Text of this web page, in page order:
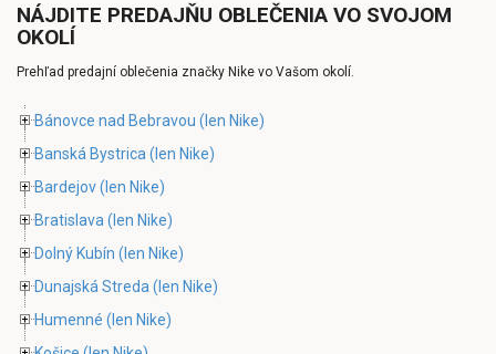
NÁJDITE PREDAJŇU OBLEČENIA VO SVOJOM
OKOLÍ
Prehľad predajní oblečenia značky Nike vo Vašom okolí.
Bánovce nad Bebravou (len Nike)
Banská Bystrica (len Nike)
Bardejov(len Nike)
Bratislava (len Nike)
Dolný Kubín (len Nike)
Dunajská Streda (len Nike)
Humenné (len Nike)